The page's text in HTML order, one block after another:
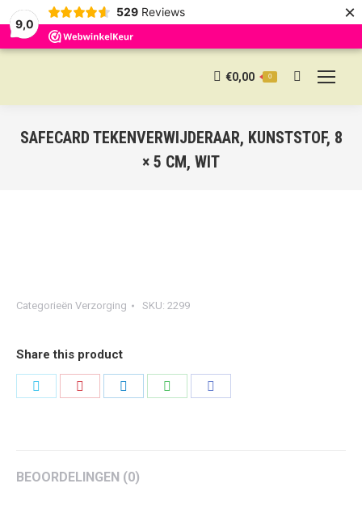
9,0
529 Reviews ×
€0,00 0 Search:
SAFECARD TEKENVERWIJDERAAR, KUNSTSTOF, 8
× 5 CM, WIT
Categorieën Verzorging SKU: 2299
Share this product
BEOORDELINGEN (0)